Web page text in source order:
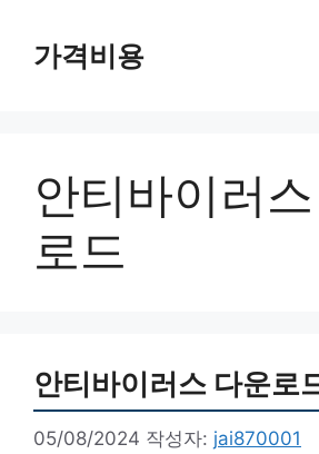
가격비용
안티바이러
로드
안티바이러스 다운로
05/08/2024 작성자: jai870001